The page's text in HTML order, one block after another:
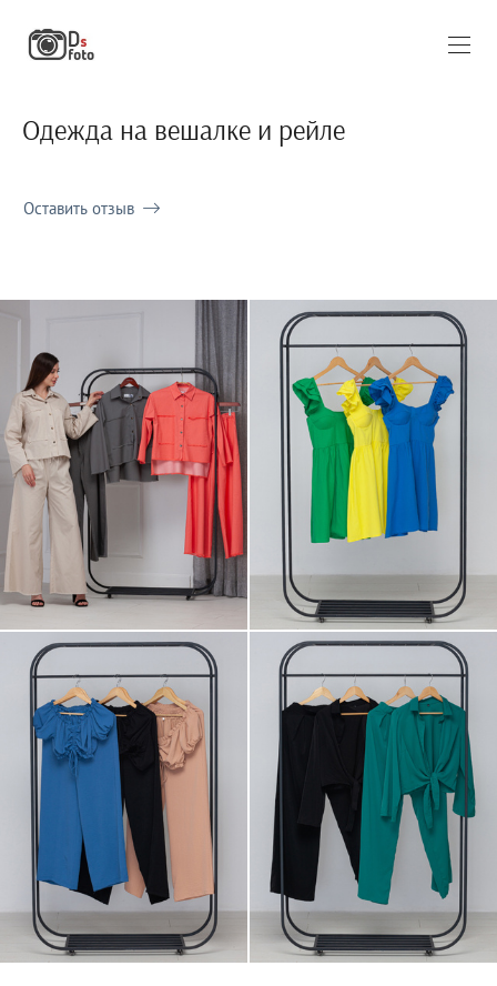
Одежда на вешалке и рейле
Оставить отзыв